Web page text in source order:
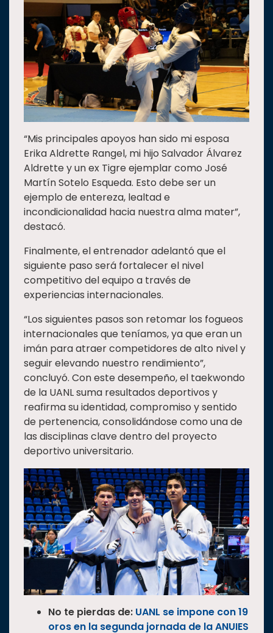
“Mis principales apoyos han sido mi esposa
Erika Aldrette Rangel, mi hijo Salvador Álvarez
Aldrette y un ex Tigre ejemplar como José
Martín Sotelo Esqueda. Esto debe ser un
ejemplo de entereza, lealtad e
incondicionalidad hacia nuestra alma mater”,
destacó.
Finalmente, el entrenador adelantó que el
siguiente paso será fortalecer el nivel
competitivo del equipo a través de
experiencias internacionales.
“Los siguientes pasos son retomar los fogueos
internacionales que teníamos, ya que eran un
imán para atraer competidores de alto nivel y
seguir elevando nuestro rendimiento”,
concluyó. Con este desempeño, el taekwondo
de la UANL suma resultados deportivos y
reafirma su identidad, compromiso y sentido
de pertenencia, consolidándose como una de
las disciplinas clave dentro del proyecto
deportivo universitario.
No te pierdas de: UANL se impone con 19
oros en la segunda jornada de la ANUIES